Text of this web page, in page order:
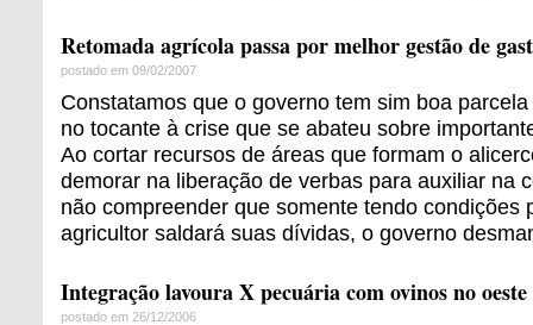
Retomada agrícola passa por melhor gestão de
postado em 09/02/2007
Constatamos que o governo tem sim boa
no tocante à crise que se abateu sobre
Ao cortar recursos de áreas que formam o
demorar na liberação de verbas para auxiliar na
não compreender que somente tendo condições
agricultor saldará suas dívidas, o governo
Integração lavoura X pecuária com ovinos no
postado em 26/12/2006